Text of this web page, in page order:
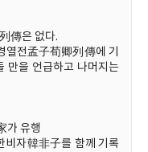
傳은 없다.
열전孟子荀卿列傳에 기
만을 언급하고 나머지는
가 유행
자韓非子를 함께 기록